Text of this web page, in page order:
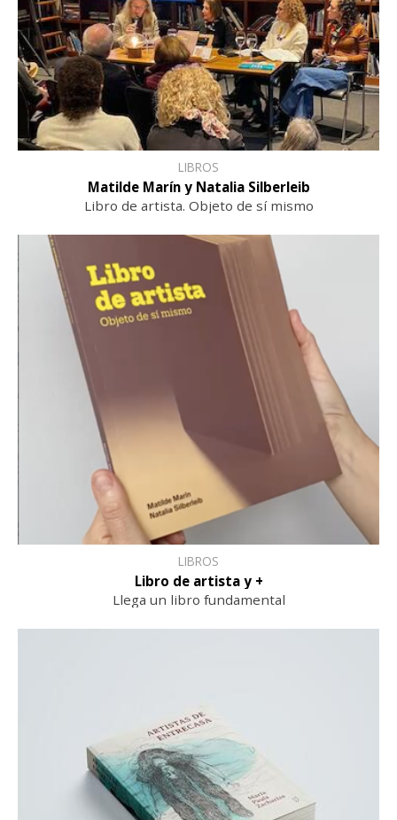
LIBROS
Matilde Marín y Natalia Silberleib
Libro de artista. Objeto de sí mismo
LIBROS
Libro de artista y +
Llega un libro fundamental